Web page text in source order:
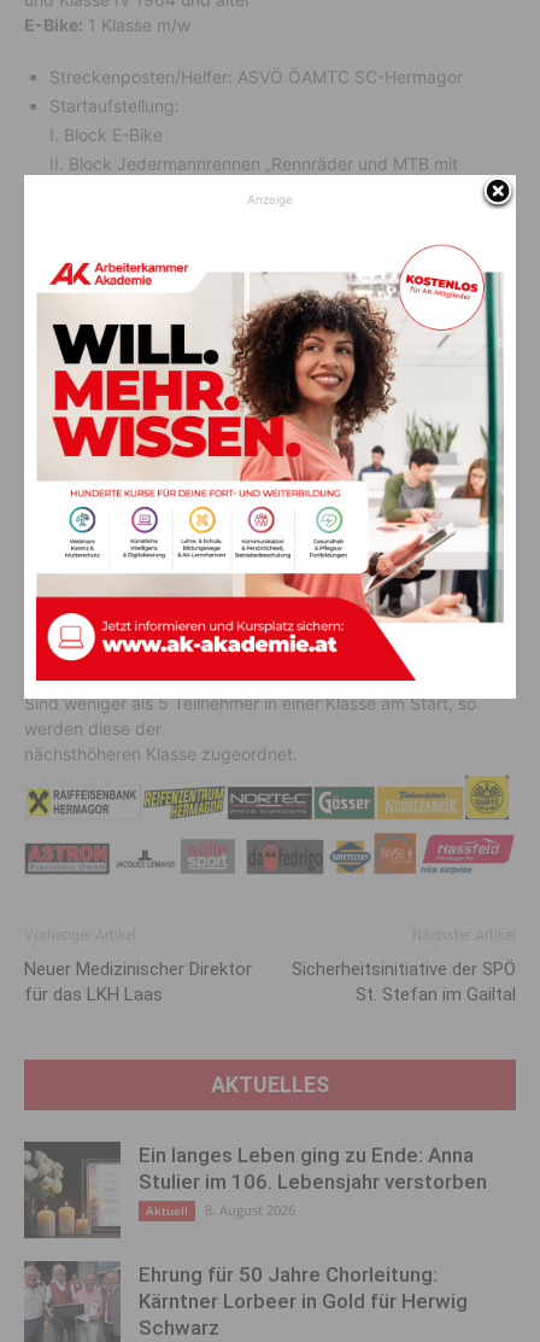
E-Bike: 1 Klasse m/w
Streckenposten/Helfer: ASVÖ ÖAMTC SC-Hermagor
Startaufstellung:
I. Block E-Bike
II. Block Jedermannrennen „Rennräder und MTB mit
Rennleitung: Andreas Mühlbacher
Jeder Teilnehmer fährt auf eigene Gefahr und hat die STVO
einzuhalten. Die
Landesstraße ist nicht gesperrt!!!
Siegerehrung um ca. 14:30 Uhr beim Gasthaus Kabrio
(Italienischer Grenzübergang)
Preise: Pokale für die ersten drei in jeder Altersklasse
Nennungen: Online bis 04. Juli um 12:00 Uhr
Achtung:Helmpflicht!! Die Strecke ist während der
Veranstaltung nicht gesperrt. Es gilt
ausnahmslos die Straßenverkehrsordnung (STVO). Die
Teilnahme erfolgt auf eigene
Gefahr. Der Veranstalter übernimmt keinerlei Haftung.
Sind weniger als 5 Teilnehmer in einer Klasse am Start, so
werden diese der
nächsthöheren Klasse zugeordnet.
Neuer Medizinischer Direktor
für das LKH Laas
Sicherheitsinitiative der SPÖ
St. Stefan im Gailtal
AKTUELLES
Ein langes Leben ging zu Ende: Anna
Stulier im 106. Lebensjahr verstorben
Aktuell 8. August 2026
Ehrung für 50 Jahre Chorleitung:
Kärntner Lorbeer in Gold für Herwig
Schwarz
Anzeige